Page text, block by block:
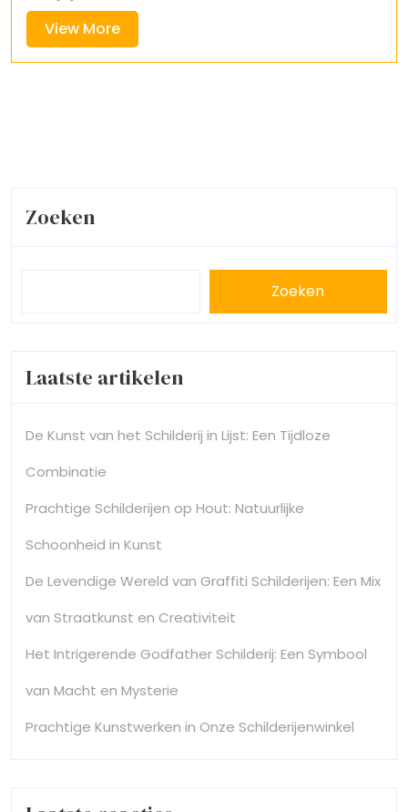
View MoreView
More
Zoeken
Zoeken
Laatste artikelen
De Kunst van het Schilderij in Lijst: Een Tijdloze
Combinatie
Prachtige Schilderijen op Hout: Natuurlijke
Schoonheid in Kunst
De Levendige Wereld van Graffiti Schilderijen: Een Mix
van Straatkunst en Creativiteit
Het Intrigerende Godfather Schilderij: Een Symbool
van Macht en Mysterie
Prachtige Kunstwerken in Onze Schilderijenwinkel